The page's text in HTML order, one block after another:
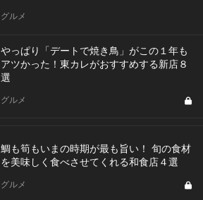
グルメ
やっぱり「デートで焼き鳥」がこの１年も
アツかった！東カレがおすすめする新店８
選
グルメ
鯛も筍もいまの時期が最も旨い！ 旬の食材
を美味しく食べさせてくれる和食店４選
グルメ